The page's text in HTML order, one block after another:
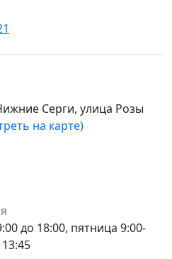
Серги, улица Розы
на карте)
до 18:00, пятница 9:00-